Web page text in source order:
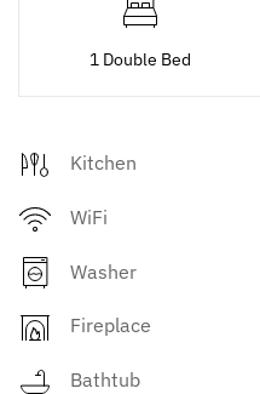
1 Double Bed
Kitchen
WiFi
Washer
Fireplace
Bathtub